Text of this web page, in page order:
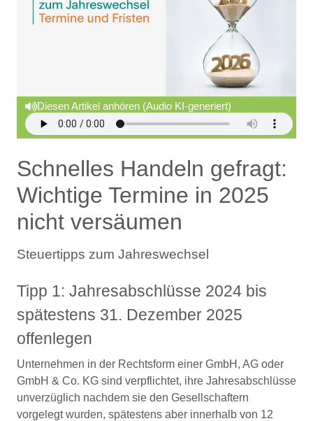
Diesen Artikel anhören (Audio KI-generiert)
Schnelles Handeln gefragt:
Wichtige Termine in 2025
nicht versäumen
Steuertipps zum Jahreswechsel
Tipp 1: Jahresabschlüsse 2024 bis
spätestens 31. Dezember 2025
offenlegen
Unternehmen in der Rechtsform einer GmbH, AG oder
GmbH & Co. KG sind verpflichtet, ihre Jahresabschlüsse
unverzüglich nachdem sie den Gesellschaftern
vorgelegt wurden, spätestens aber innerhalb von 12